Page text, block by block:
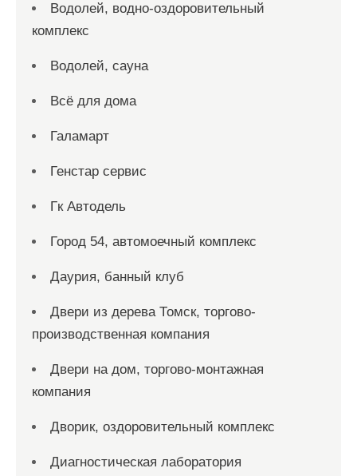
Водолей, водно-оздоровительный
комплекс
Водолей, сауна
Всё для дома
Галамарт
Генстар сервис
Гк Автодель
Город 54, автомоечный комплекс
Даурия, банный клуб
Двери из дерева Томск, торгово-
производственная компания
Двери на дом, торгово-монтажная
компания
Дворик, оздоровительный комплекс
Диагностическая лаборатория